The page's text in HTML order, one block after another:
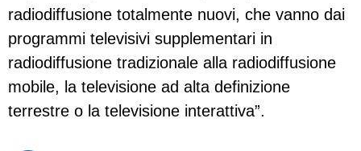
radiodiffusione totalmente nuovi, che vanno dai
programmi televisivi supplementari in
radiodiffusione tradizionale alla radiodiffusione
mobile, la televisione ad alta definizione
terrestre o la televisione interattiva”.